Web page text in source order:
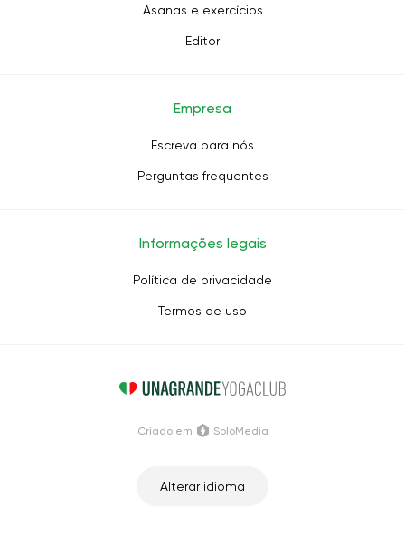
Asanas e exercícios
Editor
Empresa
Escreva para nós
Perguntas frequentes
Informações legais
Política de privacidade
Termos de uso
Alterar idioma
Criado em SoloMedia